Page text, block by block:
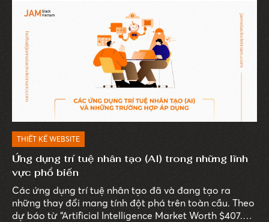
THIẾT KẾ WEBSITE
Ứng dụng trí tuệ nhân tạo (AI) trong những lĩnh
vực phổ biến
Các ứng dụng trí tuệ nhân tạo đã và đang tạo ra
những thay đổi mang tính đột phá trên toàn cầu. Theo
dự báo từ “Artificial Intelligence Market Worth $407.0